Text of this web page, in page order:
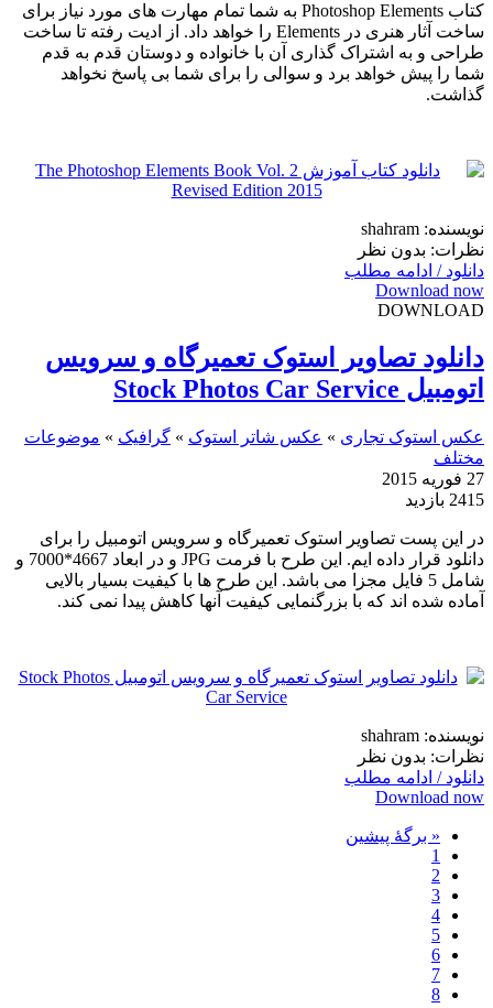
کتاب Photoshop Elements به شما تمام مهارت های مورد نیاز برای
ساخت آثار هنری در Elements را خواهد داد. از ادیت رفته تا ساخت
طراحی و به اشتراک گذاری آن با خانواده و دوستان قدم به قدم
شما را پیش خواهد برد و سوالی را برای شما بی پاسخ نخواهد
گذاشت.
نویسنده: shahram
نظرات: بدون نظر
دانلود / ادامه مطلب
Download now
DOWNLOAD
دانلود تصاویر استوک تعمیرگاه و سرویس
اتومبیل Stock Photos Car Service
عکس استوک تجاری » عکس شاتر استوک » گرافیک » موضوعات
مختلف
27 فوریه 2015
2415 بازدید
در این پست تصاویر استوک تعمیرگاه و سرویس اتومبیل را برای
دانلود قرار داده ایم. این طرح با فرمت JPG و در ابعاد 4667*7000 و
شامل 5 فایل مجزا می باشد. این طرح ها با کیفیت بسیار بالایی
آماده شده اند که با بزرگنمایی کیفیت آنها کاهش پیدا نمی کند.
نویسنده: shahram
نظرات: بدون نظر
دانلود / ادامه مطلب
Download now
« برگه‌ٔ پیشین
1
2
3
4
5
6
7
8